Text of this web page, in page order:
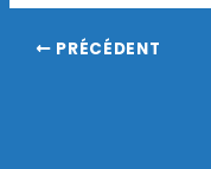
PRÉCÉDENT